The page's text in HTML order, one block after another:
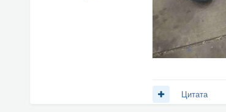
Цитата